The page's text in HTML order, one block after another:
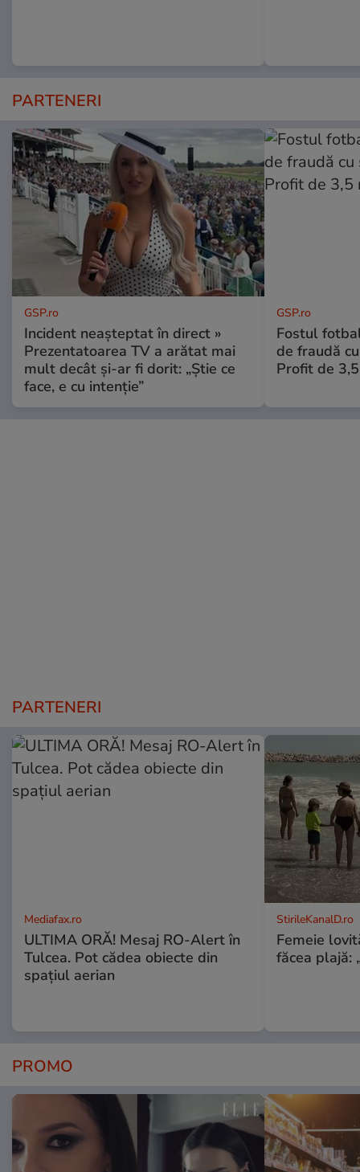
PARTENERI
GSP.ro
Incident neașteptat în direct »
Prezentatoarea TV a arătat mai
mult decât și-ar fi dorit: „Știe ce
face, e cu intenție”
GSP.ro
Fostul
de fraudă
Profit de
PARTENERI
Mediafax.ro
ULTIMA ORĂ! Mesaj RO-Alert în
Tulcea. Pot cădea obiecte din
spațiul aerian
StirileKanalD.ro
Femeie
făcea plajă:
PROMO